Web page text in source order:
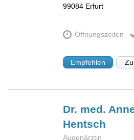
99084 Erfurt
Öffnungszeiten
Empfehlen
Dr. med.
Hentsch
Augenärztin